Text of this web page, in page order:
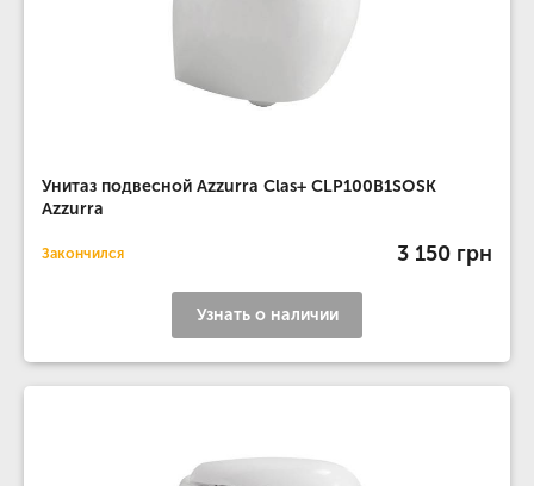
Унитаз подвесной Azzurra Clas+ CLP100B1SOSK
Azzurra
Закончился 3 150 грн
Узнать о наличии